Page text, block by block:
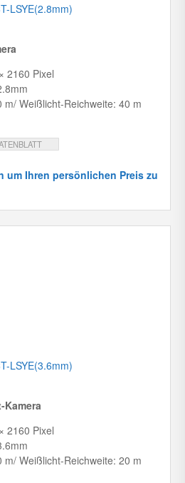
LSYE(2.8mm)
2160 Pixel
m/ Weißlicht-Reichweite: 40 m
um Ihren persönlichen Preis zu
LSYE(3.6mm)
2160 Pixel
m/ Weißlicht-Reichweite: 20 m